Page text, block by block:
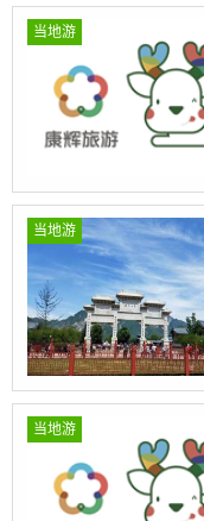
当地游
当地游
当地游